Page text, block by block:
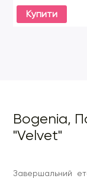
Купити
Bogenia,
"Velvet"
Завершальний